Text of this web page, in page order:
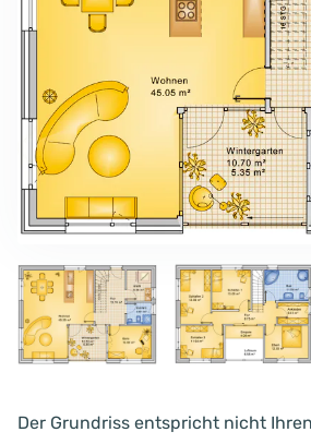
Der Grundriss entspricht nicht